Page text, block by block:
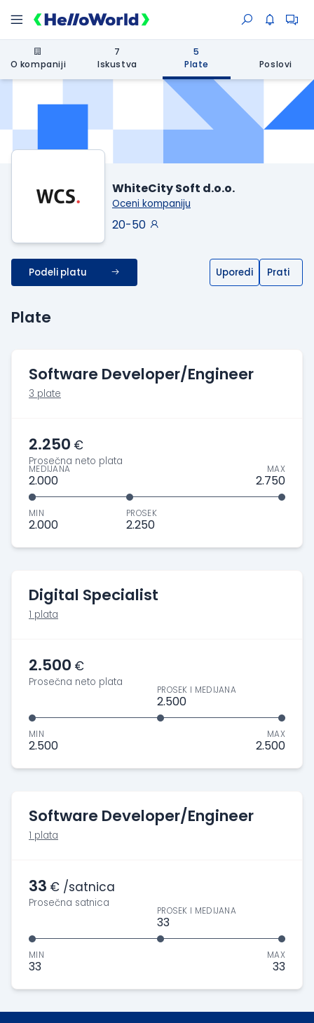
O kompaniji
7
Iskustva
5
Plate
Poslovi
WhiteCity Soft d.o.o.
Oceni kompaniju
20-50
Podeli platu Uporedi Prati
Plate
Software Developer/Engineer
3 plate
2.250 €
Prosečna neto plata
MIN
2.000
MEDIJANA
2.000
PROSEK
2.250
MAX
2.750
Digital Specialist
1 plata
2.500 €
Prosečna neto plata
MIN
2.500
PROSEK I MEDIJANA
2.500
MAX
2.500
Software Developer/Engineer
1 plata
33 € /satnica
Prosečna satnica
MIN
33
PROSEK I MEDIJANA
33
MAX
33